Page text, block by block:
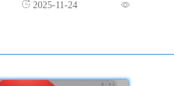
2025-11-24